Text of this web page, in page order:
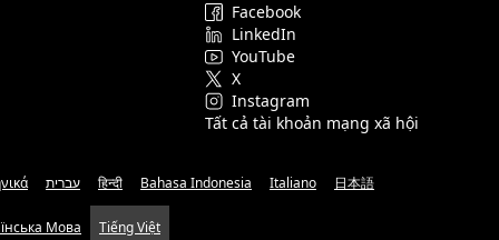
Facebook
LinkedIn
YouTube
X
Instagram
Tất cả tài khoản mạng xã hội
עברית हिन्दी Bahasa Indonesia Italiano 日本語
Мова Tiếng Việt